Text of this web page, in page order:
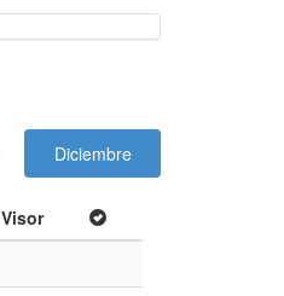
Diciembre
Visor